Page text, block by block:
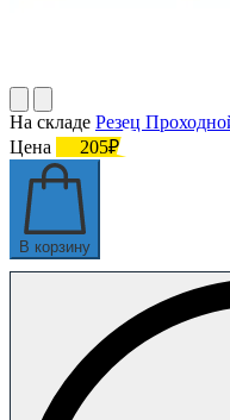
На складе Резец
Цена
205₽
В корзину